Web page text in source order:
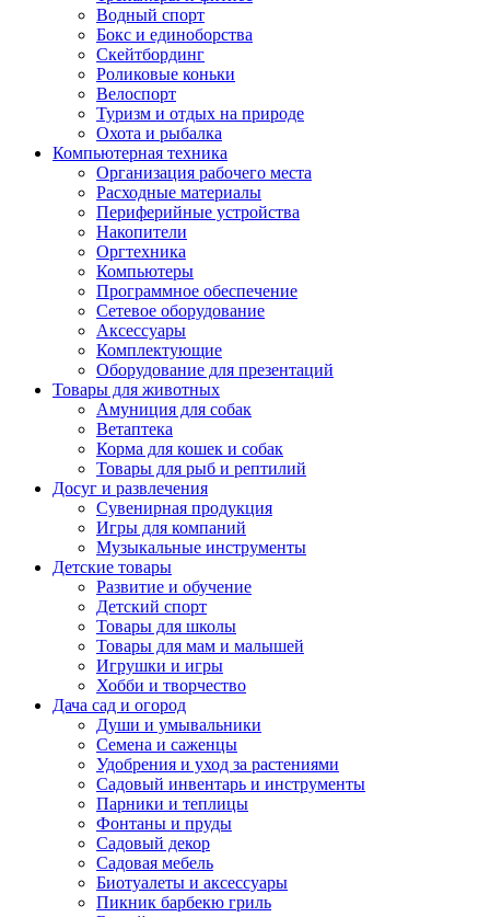
Водный спорт
Бокс и единоборства
Скейтбординг
Роликовые коньки
Велоспорт
Туризм и отдых на природе
Охота и рыбалка
Компьютерная техника
Организация рабочего места
Расходные материалы
Периферийные устройства
Накопители
Оргтехника
Компьютеры
Программное обеспечение
Сетевое оборудование
Аксессуары
Комплектующие
Оборудование для презентаций
Товары для животных
Амуниция для собак
Ветаптека
Корма для кошек и собак
Товары для рыб и рептилий
Досуг и развлечения
Сувенирная продукция
Игры для компаний
Музыкальные инструменты
Детские товары
Развитие и обучение
Детский спорт
Товары для школы
Товары для мам и малышей
Игрушки и игры
Хобби и творчество
Дача сад и огород
Души и умывальники
Семена и саженцы
Удобрения и уход за растениями
Садовый инвентарь и инструменты
Парники и теплицы
Фонтаны и пруды
Садовый декор
Садовая мебель
Биотуалеты и аксессуары
Пикник барбекю гриль